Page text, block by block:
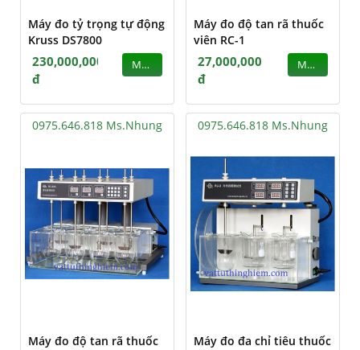
Máy đo tỷ trọng tự động
Kruss DS7800
230,000,000
đ
MUA
Máy đo độ tan rã thuốc
viên RC-1
27,000,000
đ
MUA
0975.646.818 Ms.Nhung
Máy đo độ tan rã thuốc
0975.646.818 Ms.Nhung
Máy đo đa chỉ tiêu thuốc